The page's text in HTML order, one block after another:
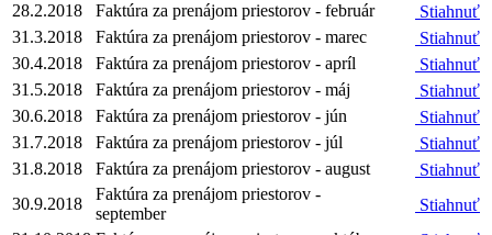
28.2.2018
Faktúra za prenájom priestorov - február
Stiahnuť
31.3.2018
Faktúra za prenájom priestorov - marec
Stiahnuť
30.4.2018
Faktúra za prenájom priestorov - apríl
Stiahnuť
31.5.2018
Faktúra za prenájom priestorov - máj
Stiahnuť
30.6.2018
Faktúra za prenájom priestorov - jún
Stiahnuť
31.7.2018
Faktúra za prenájom priestorov - júl
Stiahnuť
31.8.2018
Faktúra za prenájom priestorov - august
Stiahnuť
30.9.2018
Faktúra za prenájom priestorov -
september
Stiahnuť